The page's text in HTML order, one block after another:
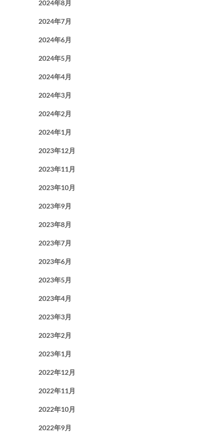
2024年8月
2024年7月
2024年6月
2024年5月
2024年4月
2024年3月
2024年2月
2024年1月
2023年12月
2023年11月
2023年10月
2023年9月
2023年8月
2023年7月
2023年6月
2023年5月
2023年4月
2023年3月
2023年2月
2023年1月
2022年12月
2022年11月
2022年10月
2022年9月